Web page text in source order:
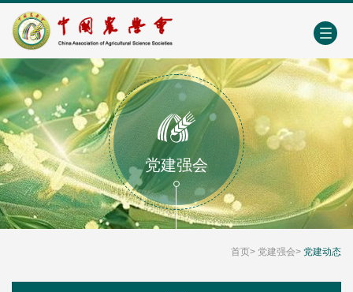
中国农业农村人才网 中心学会门户网
党建强会
首页> 党建强会> 党建动态